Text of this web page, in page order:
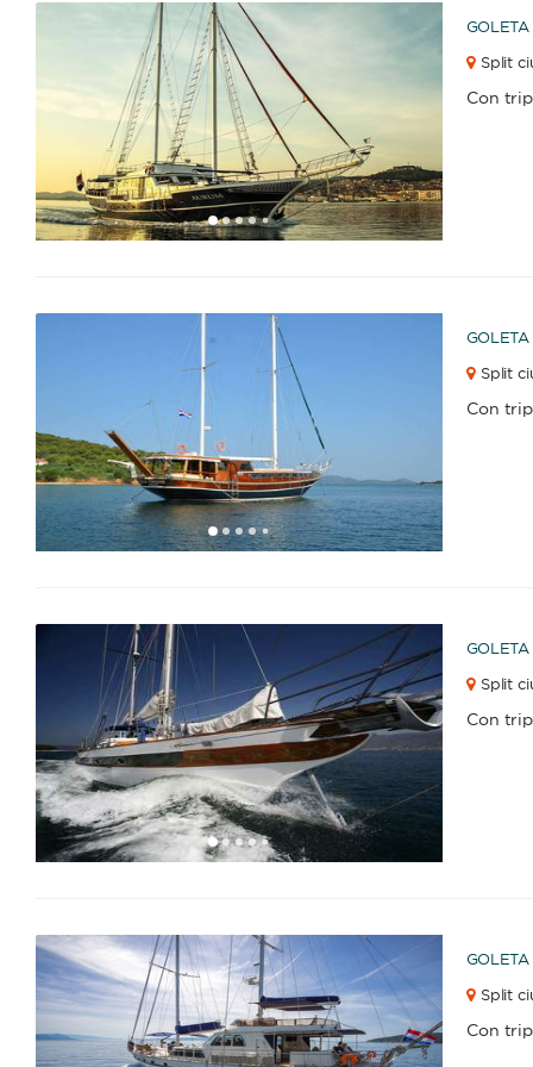
12345 6789101112131415161718
GOLETA
Split
Con
12345 678 910111213141516 17
GOLETA
Split
Con
12345 67 8 1011 12
GOLETA
Split
Con
GOLETA
Split
Con